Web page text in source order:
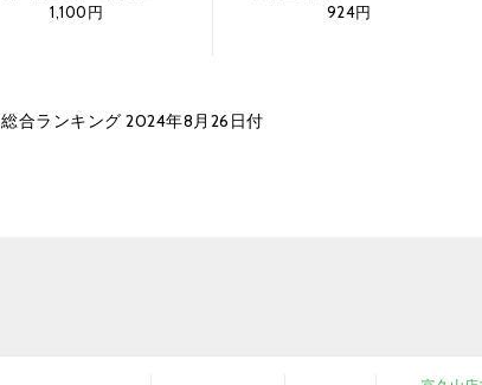
1,100円
924円
総合ランキング 2024年8月26日付